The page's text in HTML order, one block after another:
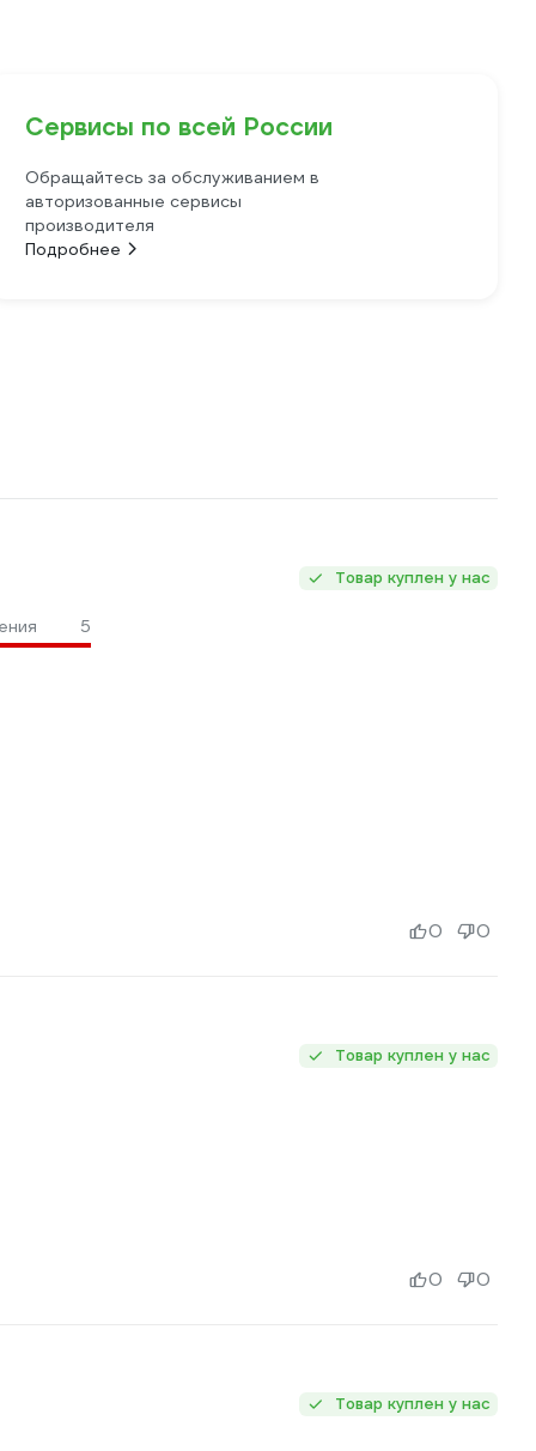
Сервисы по всей России
Обращайтесь за обслуживанием в
авторизованные сервисы
производителя
Подробнее
Товар куплен у нас
5
0 0
Товар куплен у нас
0 0
Товар куплен у нас